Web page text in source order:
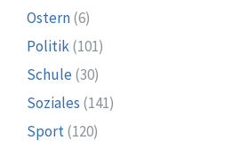
Ostern(6)
Politik(101)
Schule (30)
Soziales (141)
Sport(120)